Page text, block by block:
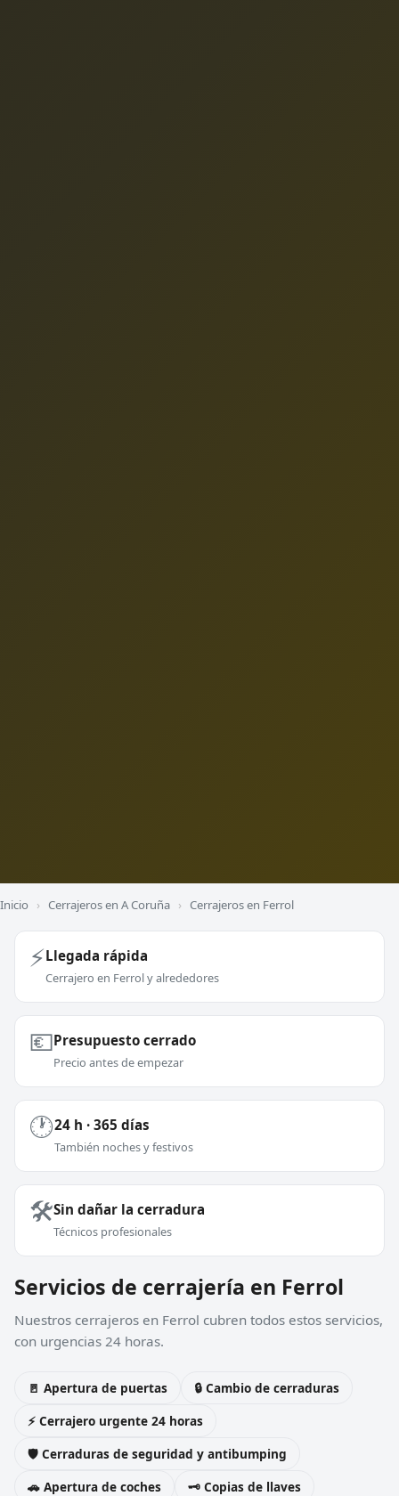
Inicio › Cerrajeros en A Coruña › Cerrajeros en Ferrol
⚡Llegada rápida
Cerrajero en Ferrol y alrededores
💶Presupuesto cerrado
Precio antes de empezar
🕐24 h · 365 días
También noches y festivos
🛠️Sin dañar la cerradura
Técnicos profesionales
Servicios de cerrajería en Ferrol
Nuestros cerrajeros en Ferrol cubren todos estos servicios,
con urgencias 24 horas.
🚪 Apertura de puertas
🔒 Cambio de cerraduras
⚡ Cerrajero urgente 24 horas
🛡️ Cerraduras de seguridad y antibumping
🚗 Apertura de coches
🗝️ Copias de llaves